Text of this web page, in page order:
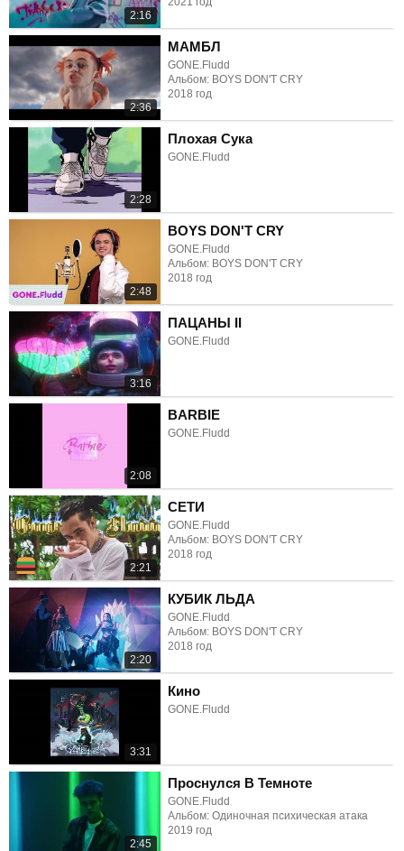
2:16
2:36
МАМБЛ
GONE.Fludd
Альбом: BOYS DON'T CRY
2018 год
2:28
Плохая Сука
GONE.Fludd
2:48
BOYS DON'T CRY
GONE.Fludd
Альбом: BOYS DON'T CRY
2018 год
3:16
ПАЦАНЫ II
GONE.Fludd
2:08
BARBIE
GONE.Fludd
2:21
СЕТИ
GONE.Fludd
Альбом: BOYS DON'T CRY
2018 год
2:20
КУБИК ЛЬДА
GONE.Fludd
Альбом: BOYS DON'T CRY
2018 год
3:31
Кино
GONE.Fludd
2:45
Проснулся В Темноте
GONE.Fludd
Альбом: Одиночная психическая атака
2019 год